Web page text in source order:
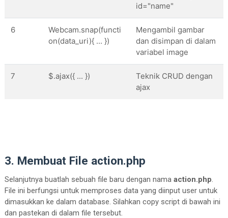
        integrity=
"sha384-
script>
<script src="https://cdnjs.cloudflare.com/
script language= "JavaScript">
// menampilkan kamera dengan
            jpeg_quality:
90
        });
//menampilkan webcam di dalam file html
        Webcam.attach(
'#my_camera');
id="name"
6
Webcam.snap(functi
on(data_uri){ ... })
Mengambil gambar
dan disimpan di dalam
variabel image
7 $.ajax({ ... })
Teknik CRUD dengan
ajax
3. Membuat File action.php
Selanjutnya buatlah sebuah file baru dengan nama action.php.
File ini berfungsi untuk memproses data yang diinput user untuk
dimasukkan ke dalam database. Silahkan copy script di bawah ini
dan pastekan di dalam file tersebut.